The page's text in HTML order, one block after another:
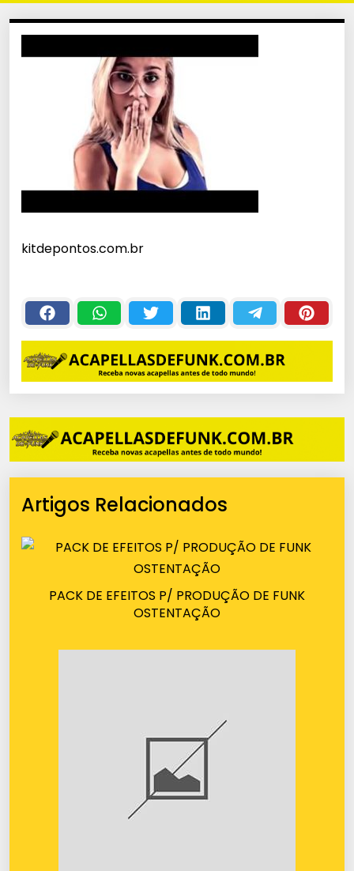
kitdepontos.com.br
Artigos Relacionados
PACK DE EFEITOS P/ PRODUÇÃO DE FUNK
OSTENTAÇÃO